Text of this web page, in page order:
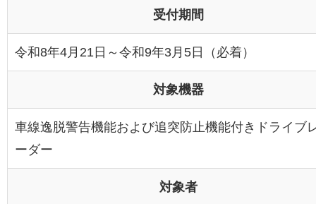
受付期間
令和8年4月21日～令和9年3月5日（必着）
対象機器
車線逸脱警告機能および追突防止機能付きドライブ
ーダー
対象者